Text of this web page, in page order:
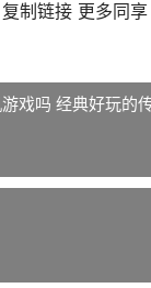
复制链接 更多同享
戏吗 经典好玩的